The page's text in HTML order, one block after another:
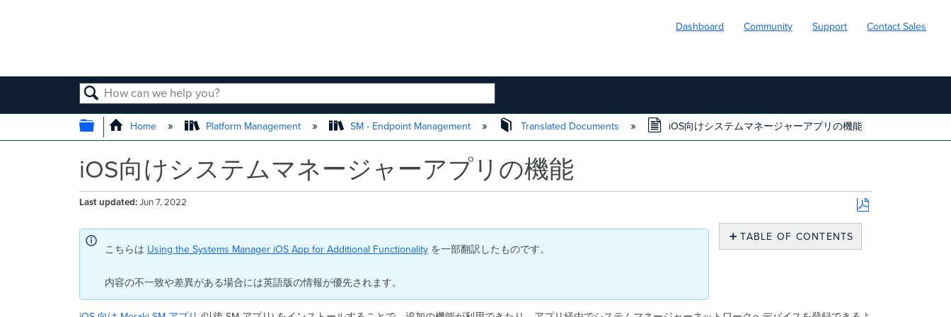
Dashboard Community Support Contact Sales
SEARCH
EXPAND/COLLAPSE GLOBAL HIERARCHY
Home Platform Management SM - Endpoint Management Translated Documents iOS向けシステムマネージャーアプリの機能
iOS向けシステムマネージャーアプリの機能
Last updated Jun 7, 2022
Save
PDF
TABLE OF CONTENTS
こちらは Using the Systems Manager iOS App for Additional Functionality を一部翻訳したものです。
内容の不一致や差異がある場合には英語版の情報が優先されます。